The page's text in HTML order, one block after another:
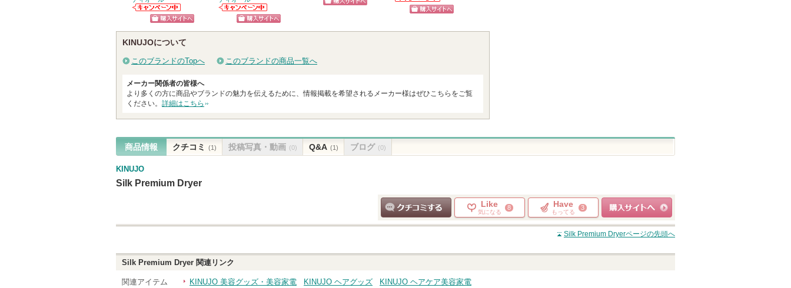
ディオールから
のお知らせがあ
ります ショッピン
グサイトへ
ディオールから
のお知らせがあ
ります ショッピン
コスメデコルテ
からのお知らせ
ります
KINUJOについて
このブランドのTopへ このブランドの商品一覧へ
メーカー関係者の皆様へ
より多くの方に商品やブランドの魅力を伝えるために、情報掲載を希望されるメーカー様はぜひこちらをご覧
ください。 詳細はこちら
商品情報 クチコミ (1) 投稿写真・動画 (0) Q&A (1) ブログ (0)
KINUJO
Silk Premium Dryer
クチコミする
Like
気になる
8 Have
もってる
3
ショッピングサイト
へ
Silk Premium Dryerページの先頭へ
Silk Premium Dryer 関連リンク
関連アイテム KINUJO 美容グッズ・美容家電 KINUJO ヘアグッズ KINUJO ヘアケア美容家電